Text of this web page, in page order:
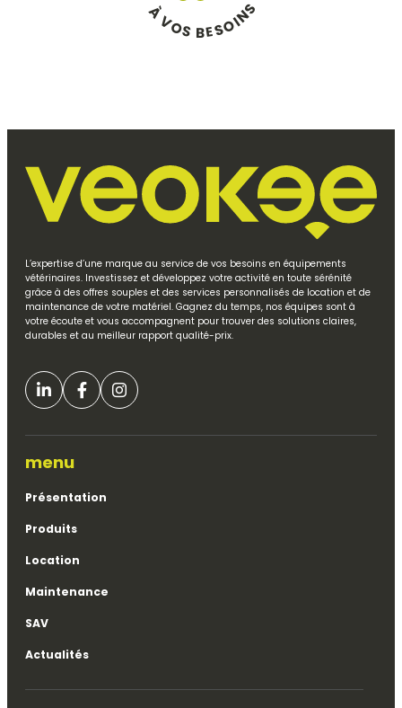
À
VOS BESOI
N
S
L’expertise d’une marque au service de vos besoins en équipements
vétérinaires. Investissez et développez votre activité en toute sérénité
grâce à des offres souples et des services personnalisés de location et de
maintenance de votre matériel. Gagnez du temps, nos équipes sont à
votre écoute et vous accompagnent pour trouver des solutions claires,
durables et au meilleur rapport qualité-prix.
menu
Présentation
Produits
Location
Maintenance
SAV
Actualités